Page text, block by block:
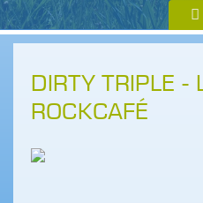
DIRTY TRIPLE -
ROCKCAFÉ